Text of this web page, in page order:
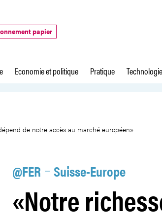
papier
Economie et politique Pratique
de notre accès au
de notre accès au marché européen»
@FER Suisse-Europe
«Notre